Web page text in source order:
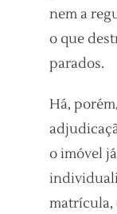
nem a
o que
parados.
Há,
o imóvel
matrícula,